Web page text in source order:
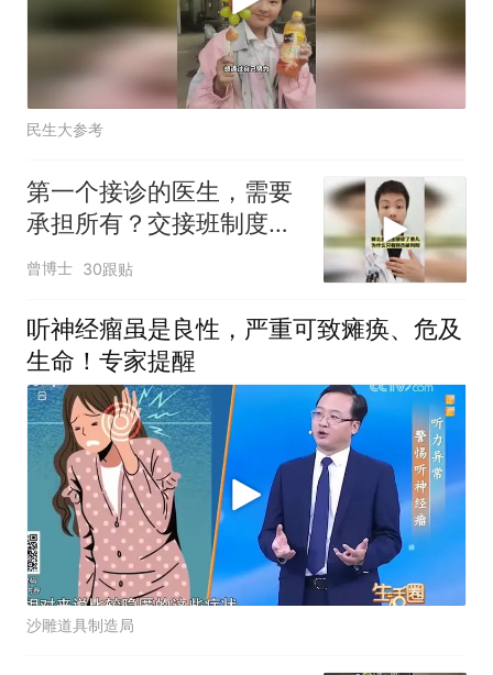
民生大参考
第一个接诊的医生，需要
承担所有？交接班制度还
有什么意义
曾博士 30跟贴
听神经瘤虽是良性，严重可致瘫痪、危及
生命！专家提醒
沙雕道具制造局